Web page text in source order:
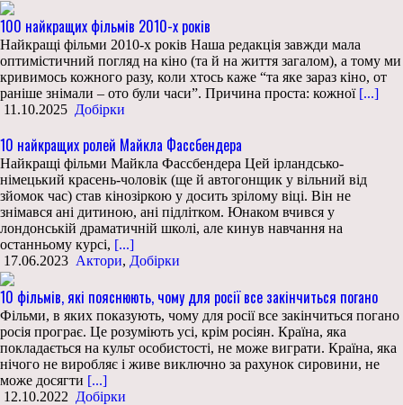
100 найкращих фільмів 2010-х років
Найкращі фільми 2010-х років Наша редакція завжди мала
оптимістичний погляд на кіно (та й на життя загалом), а тому ми
кривимось кожного разу, коли хтось каже “та яке зараз кіно, от
раніше знімали – ото були часи”. Причина проста: кожної[...]
11.10.2025 Добірки
10 найкращих ролей Майкла Фассбендера
Найкращі фільми Майкла Фассбендера Цей ірландсько-
німецький красень-чоловік (ще й автогонщик у вільний від
зйомок час) став кінозіркою у досить зрілому віці. Він не
знімався ані дитиною, ані підлітком. Юнаком вчився у
лондонській драматичній школі, але кинув навчання на
останньому курсі, [...]
17.06.2023 Актори, Добірки
10 фільмів, які пояснюють, чому для росії все закінчиться погано
Фільми, в яких показують, чому для росії все закінчиться погано
росія програє. Це розуміють усі, крім росіян. Країна, яка
покладається на культ особистості, не може виграти. Країна, яка
нічого не виробляє і живе виключно за рахунок сировини, не
може досягти [...]
12.10.2022 Добірки